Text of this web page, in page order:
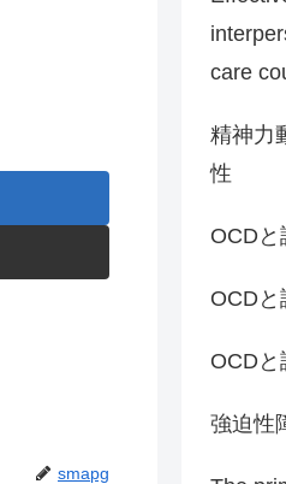
smapg
care
精神力
性
OCD
OCDと
OCD
強迫性